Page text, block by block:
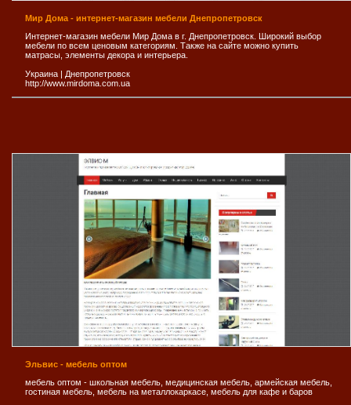
Мир Дома - интернет-магазин мебели Днепропетровск
Интернет-магазин мебели Мир Дома в г. Днепропетровск. Широкий выбор
мебели по всем ценовым категориям. Также на сайте можно купить
матрасы, элементы декора и интерьера.
Украина
Днепропетровск
http://www.mirdoma.com.ua
Эльвис - мебель оптом
мебель оптом - школьная мебель, медицинская мебель, армейская мебель,
гостиная мебель, мебель на металлокаркасе, мебель для кафе и баров